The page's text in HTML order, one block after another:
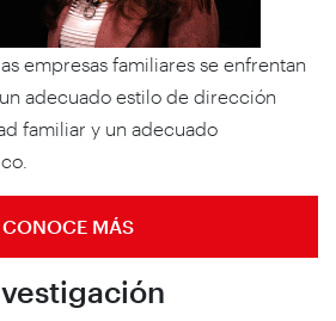
empresas familiares se enfrentan
adecuado estilo de dirección
familiar y un adecuado
CONOCE MÁS